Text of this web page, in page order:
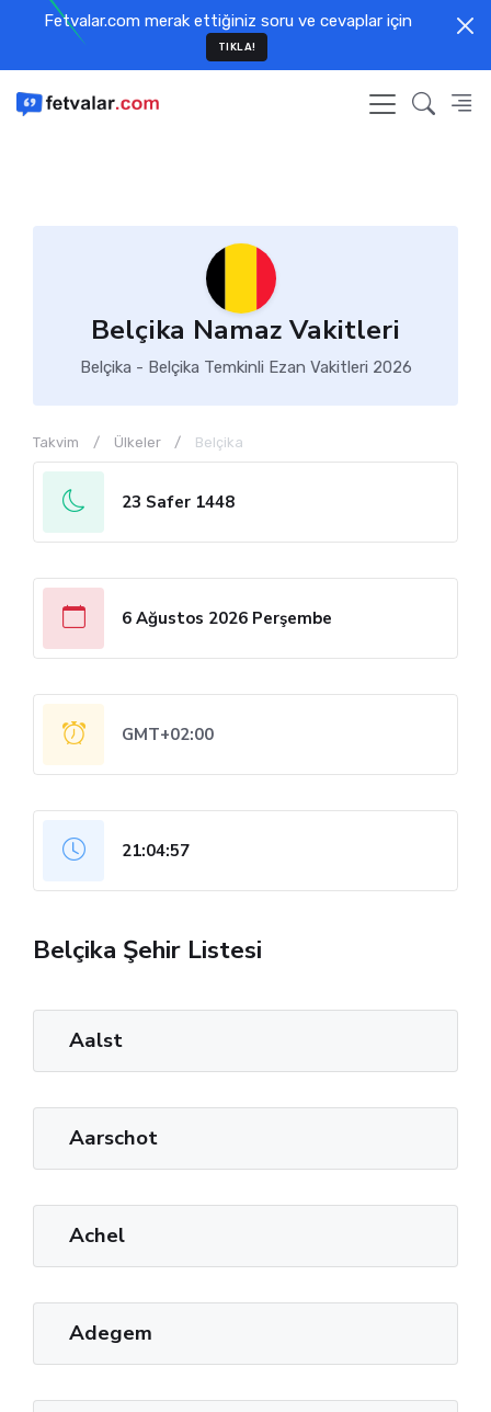
Fetvalar.com merak ettiğiniz soru ve cevaplar için
TIKLA!
Belçika Namaz Vakitleri
Belçika - Belçika Temkinli Ezan Vakitleri 2026
Takvim Ülkeler Belçika
23 Safer 1448
6 Ağustos 2026 Perşembe
GMT+02:00
21:04:57
Belçika Şehir Listesi
Aalst
Aarschot
Achel
Adegem